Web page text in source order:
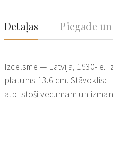
Detaļas Piegāde
Izcelsme — Latvija, 1930-ie.
platums 13.6 cm. Stāvoklis:
atbilstoši vecumam un